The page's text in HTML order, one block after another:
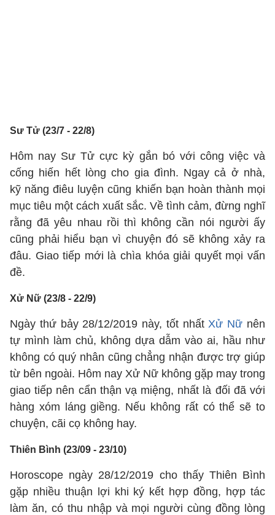
Sư Tử (23/7 - 22/8)
Hôm nay Sư Tử cực kỳ gắn bó với công việc và
cống hiến hết lòng cho gia đình. Ngay cả ở nhà,
kỹ năng điêu luyện cũng khiến bạn hoàn thành mọi
mục tiêu một cách xuất sắc. Về tình cảm, đừng nghĩ
rằng đã yêu nhau rồi thì không cần nói người ấy
cũng phải hiểu bạn vì chuyện đó sẽ không xảy ra
đâu. Giao tiếp mới là chìa khóa giải quyết mọi vấn
đề.
Xử Nữ (23/8 - 22/9)
Ngày thứ bảy 28/12/2019 này, tốt nhấtXử Nữ nên
tự mình làm chủ, không dựa dẫm vào ai, hầu như
không có quý nhân cũng chẳng nhận được trợ giúp
từ bên ngoài. Hôm nay Xử Nữ không gặp may trong
giao tiếp nên cẩn thận vạ miệng, nhất là đối đã với
hàng xóm láng giềng. Nếu không rất có thể sẽ to
chuyện, cãi cọ không hay.
Thiên Bình (23/09 - 23/10)
Horoscope ngày 28/12/2019 cho thấy Thiên Bình
gặp nhiều thuận lợi khi ký kết hợp đồng, hợp tác
làm ăn, có thu nhập và mọi người cùng đồng lòng